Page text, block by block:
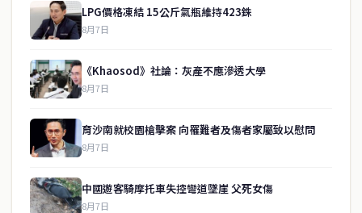
LPG價格凍結 15公斤氣瓶維持423銖
8月7日
《Khaosod》社論：灰產不應滲透大學
8月7日
育沙南就校園槍擊案 向罹難者及傷者家屬致以慰問
8月7日
中國遊客騎摩托車失控彎道墜崖 父死女傷
8月7日